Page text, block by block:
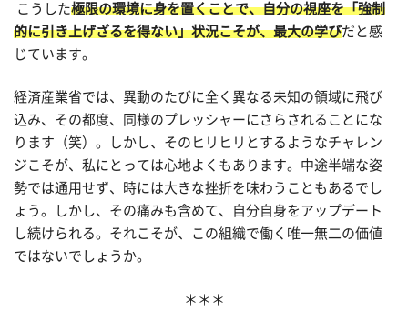
こうした極限の環境に身を置くことで、自分の視座を「強制
的に引き上げざるを得ない」状況こそが、最大の学びだと感
じています。
経済産業省では、異動のたびに全く異なる未知の領域に飛び
込み、その都度、同様のプレッシャーにさらされることにな
ります（笑）。しかし、そのヒリヒリとするようなチャレン
ジこそが、私にとっては心地よくもあります。中途半端な姿
勢では通用せず、時には大きな挫折を味わうこともあるでし
ょう。しかし、その痛みも含めて、自分自身をアップデート
し続けられる。それこそが、この組織で働く唯一無二の価値
ではないでしょうか。
＊＊＊